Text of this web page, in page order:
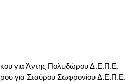
για Άντης Πολυδώρου Δ.Ε.Π.Ε.
για Σταύρου Σωφρονίου Δ.Ε.Π.Ε.